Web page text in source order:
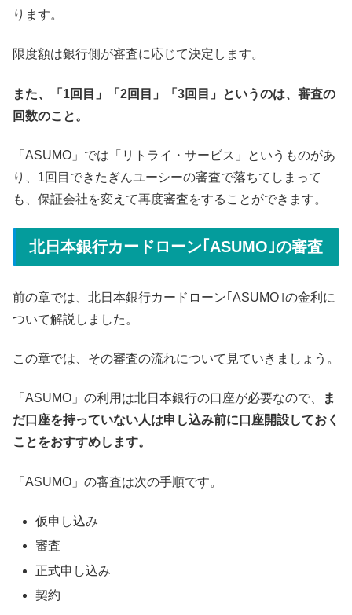
ります。
限度額は銀行側が審査に応じて決定します。
また、「1回目」「2回目」「3回目」というのは、審査の
回数のこと。
「ASUMO」では「リトライ・サービス」というものがあ
り、1回目できたぎんユーシーの審査で落ちてしまって
も、保証会社を変えて再度審査をすることができます。
北日本銀行カードローン｢ASUMO｣の審査
前の章では、北日本銀行カードローン｢ASUMO｣の金利に
ついて解説しました。
この章では、その審査の流れについて見ていきましょう。
「ASUMO」の利用は北日本銀行の口座が必要なので、
ま
だ口座を持っていない人は申し込み前に口座開設しておく
ことをおすすめします。
「ASUMO」の審査は次の手順です。
仮申し込み
審査
正式申し込み
契約